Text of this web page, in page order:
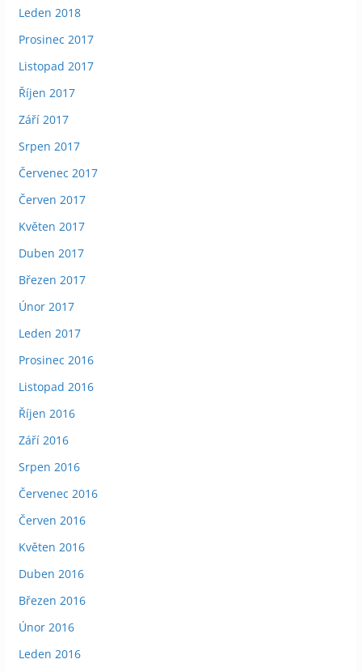
Leden 2018
Prosinec 2017
Listopad 2017
Říjen 2017
Září 2017
Srpen 2017
Červenec 2017
Červen 2017
Květen 2017
Duben 2017
Březen 2017
Únor 2017
Leden 2017
Prosinec 2016
Listopad 2016
Říjen 2016
Září 2016
Srpen 2016
Červenec 2016
Červen 2016
Květen 2016
Duben 2016
Březen 2016
Únor 2016
Leden 2016